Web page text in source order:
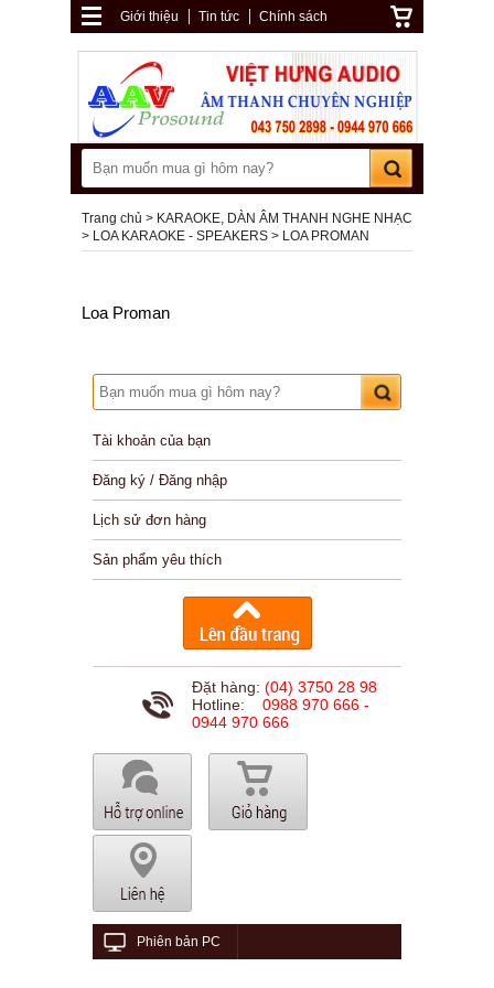
Giới thiệu Tin tức Chính sách
Trang chủ
KARAOKE, DÀN ÂM THANH NGHE NHẠC
LOA KARAOKE - SPEAKERS
LOA PROMAN
Loa Proman
Tài khoản của bạn
Đăng ký / Đăng nhập
Lịch sử đơn hàng
Sản phẩm yêu thích
Đặt hàng: (04) 3750 28 98
Hotline: 0988 970 666 -
0944 970 666
Phiên bản PC